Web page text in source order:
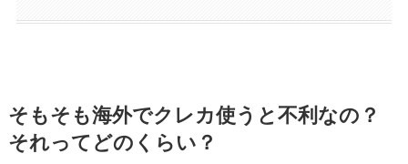
そもそも海外でクレカ使うと不利なの？
それってどのくらい？